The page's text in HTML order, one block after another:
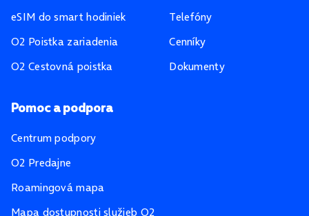
eSIM do smart hodiniek
O2 Poistka zariadenia
O2 Cestovná poistka
Telefóny
Cenníky
Dokumenty
Pomoc a podpora
Centrum podpory
O2 Predajne
Roamingová mapa
Mapa dostupnosti služieb O2